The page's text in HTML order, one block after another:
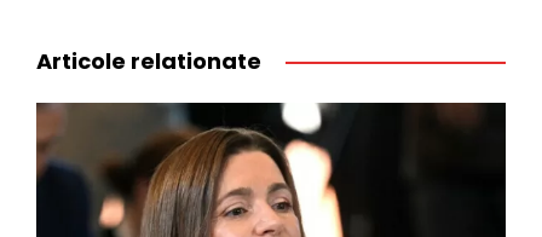
Articole relationate